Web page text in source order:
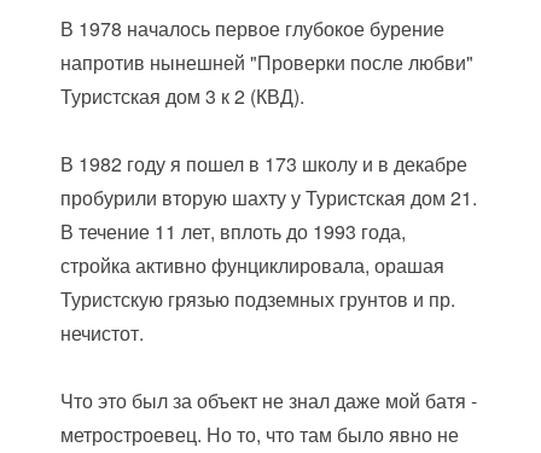
В 1978 началось первое глубокое бурение
напротив нынешней "Проверки после любви"
Туристская дом 3 к 2 (КВД).
В 1982 году я пошел в 173 школу и в декабре
пробурили вторую шахту у Туристская дом 21.
В течение 11 лет, вплоть до 1993 года,
стройка активно фунциклировала, орашая
Туристскую грязью подземных грунтов и пр.
нечистот.
Что это был за объект не знал даже мой батя -
метростроевец. Но то, что там было явно не